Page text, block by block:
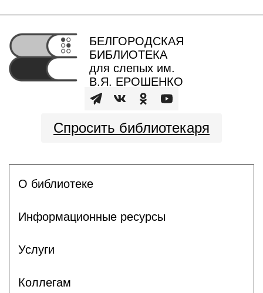
БЕЛГОРОДСКАЯ
БИБЛИОТЕКА
для слепых им.
В.Я. ЕРОШЕНКО
Спросить библиотекаря
О библиотеке
Информационные ресурсы
Услуги
Коллегам